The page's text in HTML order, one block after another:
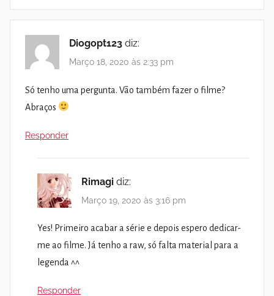
Diogopt123 diz:
Março 18, 2020 às 2:33 pm
Só tenho uma pergunta. Vão também fazer o filme?
Abraços
Responder
Rimagi diz:
Março 19, 2020 às 3:16 pm
Yes! Primeiro acabar a série e depois espero dedicar-
me ao filme. Já tenho a raw, só falta material para a
legenda ^^
Responder